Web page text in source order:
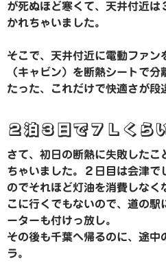
が死ぬほど寒くて、天井付近は
かれちゃいました。
そこで、天井付近に電動ファン
（キャビン）を断熱シートで分
たった、これだけで快適さが段
２泊３日で７Ｌくら
さて、初日の断熱に失敗したこ
ちゃいました。２日目は会津で
のでそれほど灯油を消費しなく
こに行くでもないので、道の駅
ーターも付けっ放し。
その後も千葉へ帰るのに、途
ラ。